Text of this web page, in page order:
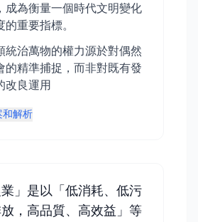
成為衡量一個時代文明變化
的重要指標。
統治萬物的權力源於對偶然
的精準捕捉，而非對既有發
改良運用
和解析
業」是以「低消耗、低污
，高品質、高效益」等